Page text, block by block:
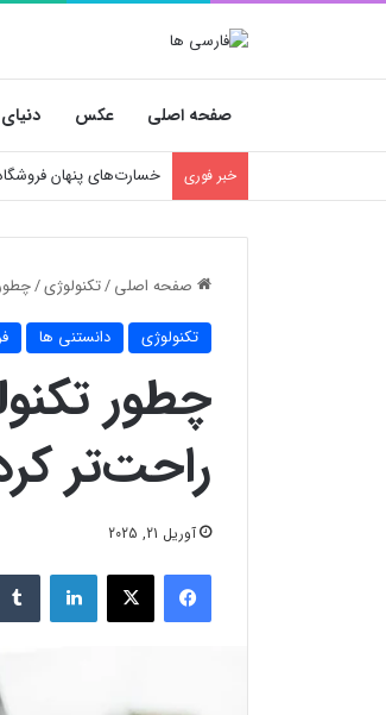
صفحه اصلی عکس
خبر فوری خسارت‌های پنهان
صفحه اصلی/تکنولوژی/
تکنولوژی دانستنی ها
چطور
راحت‌تر
آوریل 21, 2025
فیسبوک X لینکدین